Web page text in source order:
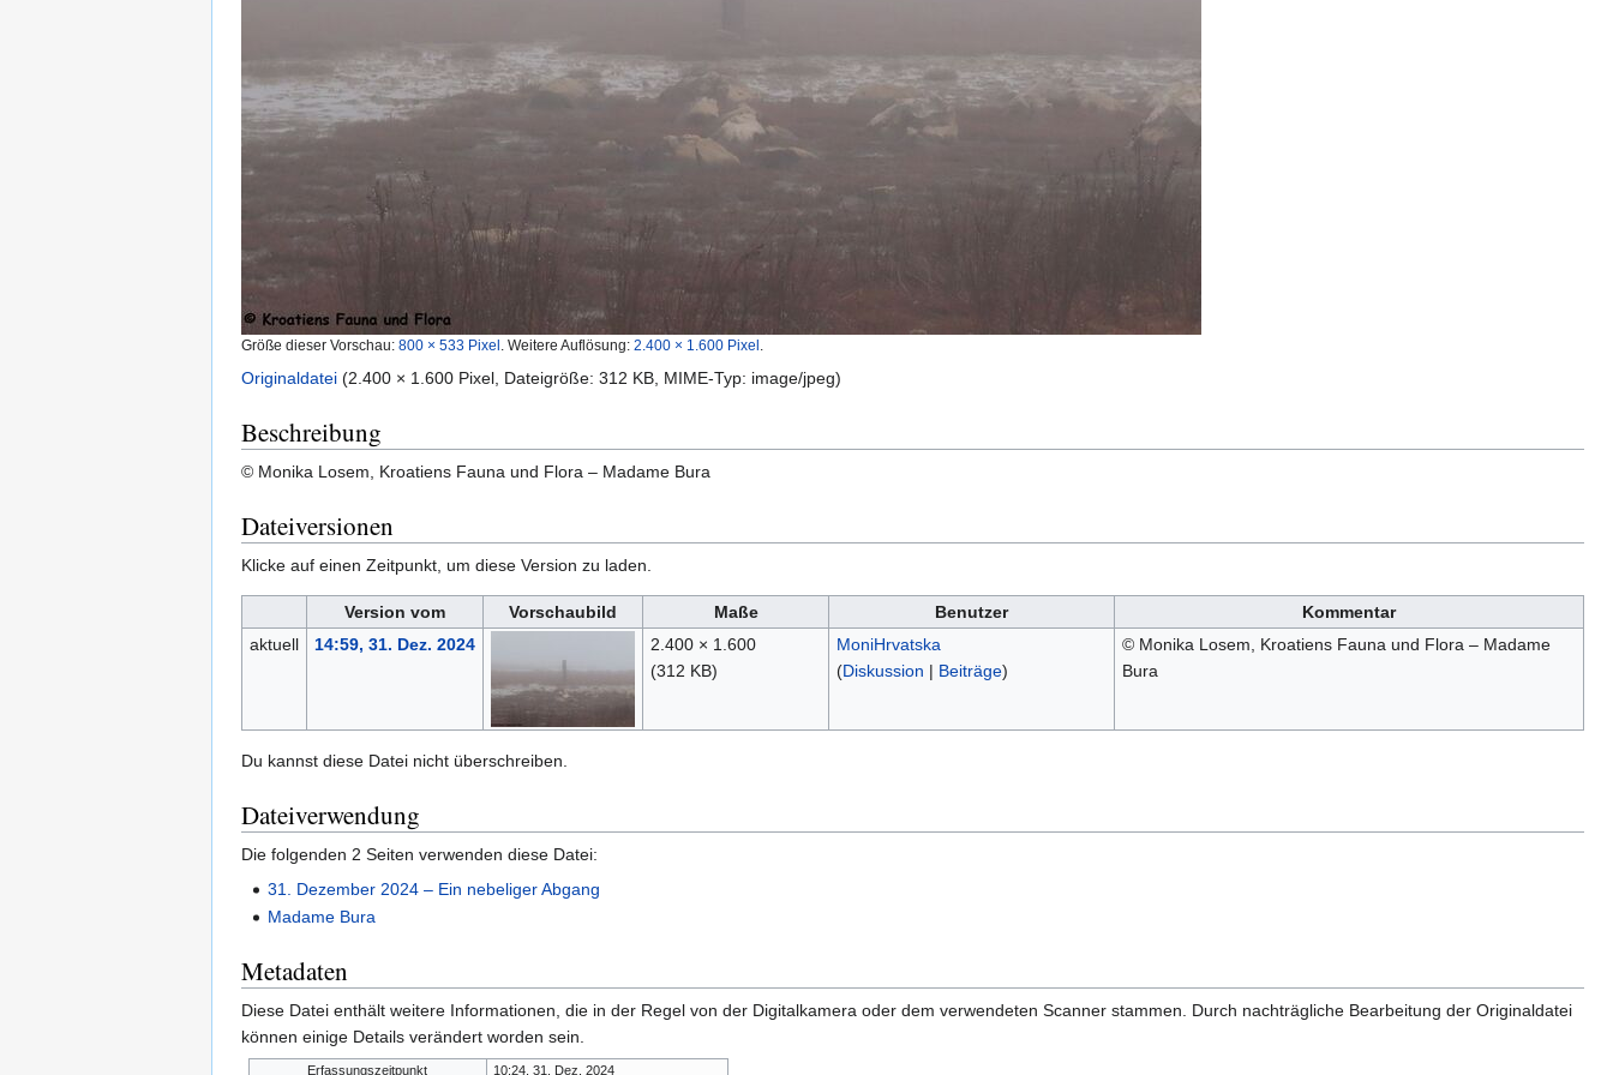
Größe dieser Vorschau: 800 × 533 Pixel Weitere Auflösung: 2.400 × 1.600 Pixel
Originaldatei (2.400 × 1.600 Pixel, Dateigröße: 312 KB, MIME-Typ: image/jpeg)
Beschreibung
© Monika Losem, Kroatiens Fauna und Flora – Madame Bura
Dateiversionen
Klicke auf einen Zeitpunkt, um diese Version zu laden.
Version vom Vorschaubild Maße Benutzer
Kommentar
aktuell
14:59, 31. Dez. 2024
2.400 × 1.600
(312 KB)
MoniHrvatska
(Diskussion | Beiträge)
© Monika Losem, Kroatiens Fauna und Flora – Madame
Bura
Du kannst diese Datei nicht überschreiben.
Dateiverwendung
Die folgenden 2 Seiten verwenden diese Datei:
31. Dezember 2024 – Ein nebeliger Abgang
Madame Bura
Metadaten
Diese Datei enthält weitere Informationen, die in der Regel von der Digitalkamera oder dem verwendeten Scanner stammen. Durch nachträgliche Bearbeitung der Originaldatei
können einige Details verändert worden sein.
Erfassungszeitpunkt 10:24, 31. Dez. 2024